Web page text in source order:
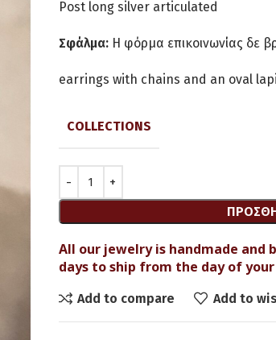
Post long silver articulated
Σφάλμα:Η φόρμα επικοινωνίας δε
earrings with chains and an oval
COLLECTIONS
All our jewelry is handmade and
days to ship from the day of your
Add to compare Add to